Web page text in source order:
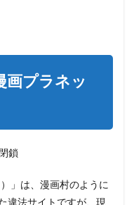
画プラネッ
」は、漫画村のように
法サイトですが、 現